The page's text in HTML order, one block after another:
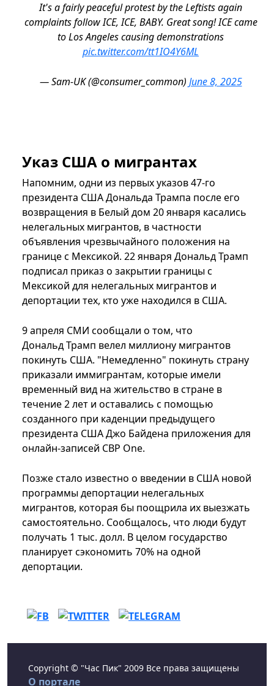
It's a fairly peaceful protest by the Leftists again
complaints follow ICE, ICE, BABY. Great song! ICE came
to Los Angeles causing demonstrations
pic.twitter.com/tt1IO4Y6ML
— Sam-UK (@consumer_common) June 8, 2025
Указ США о мигрантах
Напомним, одни из первых указов 47-го
президента США Дональда Трампа после его
возвращения в Белый дом 20 января касались
нелегальных мигрантов, в частности
объявления чрезвычайного положения на
границе с Мексикой. 22 января Дональд Трамп
подписал приказ о закрытии границы с
Мексикой для нелегальных мигрантов и
депортации тех, кто уже находился в США.
9 апреля СМИ сообщали о том, что
Дональд Трамп велел миллиону мигрантов
покинуть США. "Немедленно" покинуть страну
приказали иммигрантам, которые имели
временный вид на жительство в стране в
течение 2 лет и оставались с помощью
созданного при каденции предыдущего
президента США Джо Байдена приложения для
онлайн-записей CBP One.
Позже стало известно о введении в США новой
программы депортации нелегальных
мигрантов, которая бы поощрила их выезжать
самостоятельно. Сообщалось, что люди будут
получать 1 тыс. долл. В целом государство
планирует сэкономить 70% на одной
депортации.
Copyright © "Час Пик" 2009 Все права защищены
О портале